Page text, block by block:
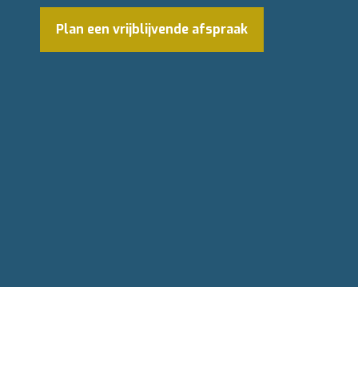
Plan een vrijblijvende afspraak